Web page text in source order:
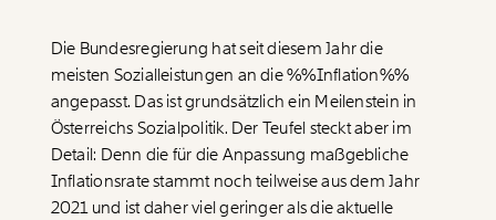
Arbeitslosenrechner
Care-Rechner
Befristungs-Monitor
Pflegerechner
Über uns
Team
Jahresberichte
Die Bundesregierung hat seit diesem Jahr die
meisten Sozialleistungen an die %%Inflation%%
angepasst. Das ist grundsätzlich ein Meilenstein in
Österreichs Sozialpolitik. Der Teufel steckt aber im
Detail: Denn die für die Anpassung maßgebliche
Inflationsrate stammt noch teilweise aus dem Jahr
2021 und ist daher viel geringer als die aktuelle